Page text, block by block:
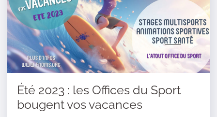
Été 2023 : les Offices du Sport
bougent vos vacances